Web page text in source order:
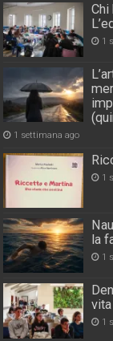
1
1 settimana ago
1
la
1
vita
1